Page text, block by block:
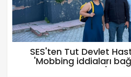
SES'ten Tut Devlet
'Mobbing iddiaları